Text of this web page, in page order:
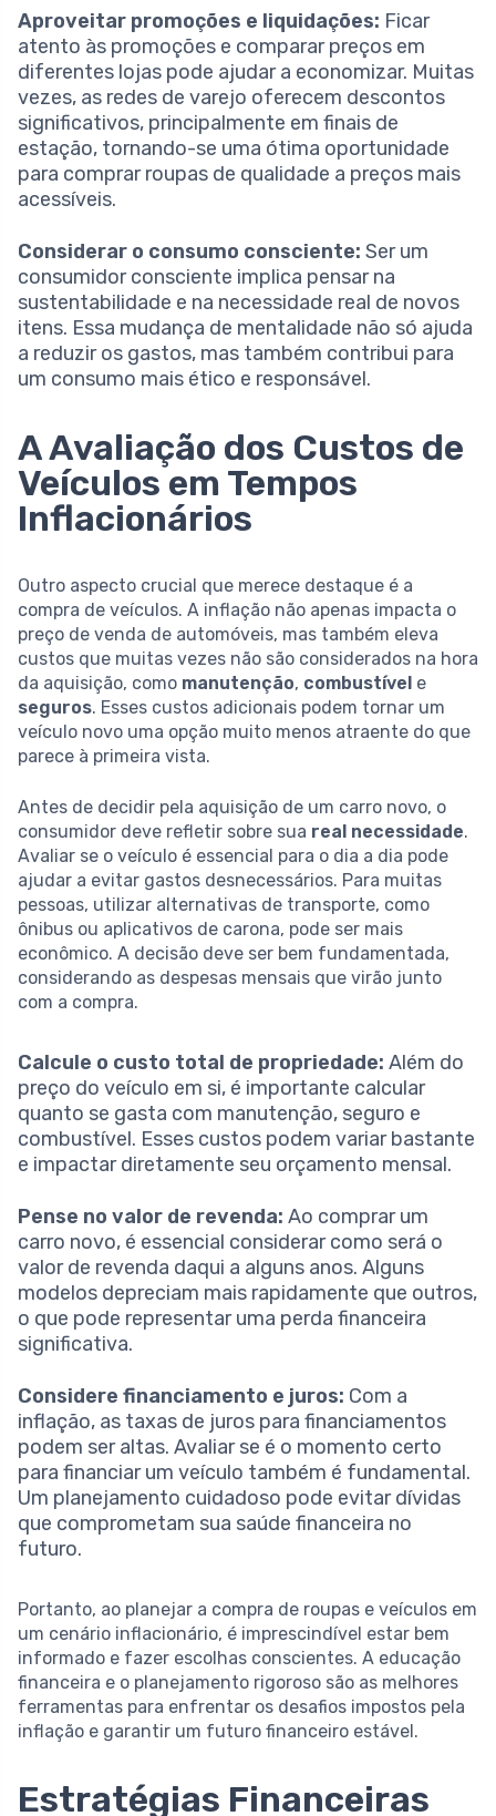
Aproveitar promoções e liquidações: Ficar
atento às promoções e comparar preços em
diferentes lojas pode ajudar a economizar. Muitas
vezes, as redes de varejo oferecem descontos
significativos, principalmente em finais de
estação, tornando-se uma ótima oportunidade
para comprar roupas de qualidade a preços mais
acessíveis.
Considerar o consumo consciente: Ser um
consumidor consciente implica pensar na
sustentabilidade e na necessidade real de novos
itens. Essa mudança de mentalidade não só ajuda
a reduzir os gastos, mas também contribui para
um consumo mais ético e responsável.
A Avaliação dos Custos de
Veículos em Tempos
Inflacionários
Outro aspecto crucial que merece destaque é a
compra de veículos. A inflação não apenas impacta o
preço de venda de automóveis, mas também eleva
custos que muitas vezes não são considerados na hora
da aquisição, como manutenção, combustível e
seguros. Esses custos adicionais podem tornar um
veículo novo uma opção muito menos atraente do que
parece à primeira vista.
Antes de decidir pela aquisição de um carro novo, o
consumidor deve refletir sobre sua real necessidade.
Avaliar se o veículo é essencial para o dia a dia pode
ajudar a evitar gastos desnecessários. Para muitas
pessoas, utilizar alternativas de transporte, como
ônibus ou aplicativos de carona, pode ser mais
econômico. A decisão deve ser bem fundamentada,
considerando as despesas mensais que virão junto
com a compra.
Calcule o custo total de propriedade: Além do
preço do veículo em si, é importante calcular
quanto se gasta com manutenção, seguro e
combustível. Esses custos podem variar bastante
e impactar diretamente seu orçamento mensal.
Pense no valor de revenda: Ao comprar um
carro novo, é essencial considerar como será o
valor de revenda daqui a alguns anos. Alguns
modelos depreciam mais rapidamente que outros,
o que pode representar uma perda financeira
significativa.
Considere financiamento e juros: Com a
inflação, as taxas de juros para financiamentos
podem ser altas. Avaliar se é o momento certo
para financiar um veículo também é fundamental.
Um planejamento cuidadoso pode evitar dívidas
que comprometam sua saúde financeira no
futuro.
Portanto, ao planejar a compra de roupas e veículos em
um cenário inflacionário, é imprescindível estar bem
informado e fazer escolhas conscientes. A educação
financeira e o planejamento rigoroso são as melhores
ferramentas para enfrentar os desafios impostos pela
inflação e garantir um futuro financeiro estável.
Estratégias Financeiras